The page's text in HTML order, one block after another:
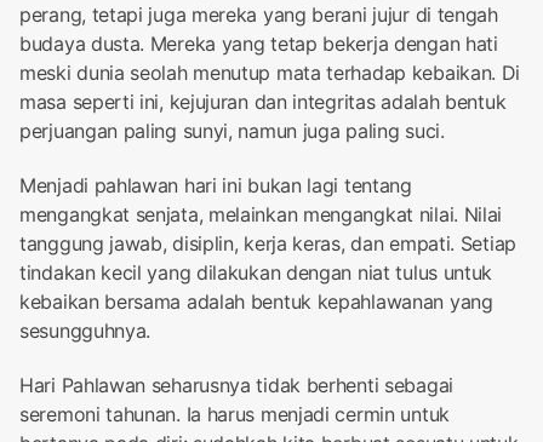
perang, tetapi juga mereka yang berani jujur di tengah
budaya dusta. Mereka yang tetap bekerja dengan hati
meski dunia seolah menutup mata terhadap kebaikan. Di
masa seperti ini, kejujuran dan integritas adalah bentuk
perjuangan paling sunyi, namun juga paling suci.
Menjadi pahlawan hari ini bukan lagi tentang
mengangkat senjata, melainkan mengangkat nilai. Nilai
tanggung jawab, disiplin, kerja keras, dan empati. Setiap
tindakan kecil yang dilakukan dengan niat tulus untuk
kebaikan bersama adalah bentuk kepahlawanan yang
sesungguhnya.
Hari Pahlawan seharusnya tidak berhenti sebagai
seremoni tahunan. Ia harus menjadi cermin untuk